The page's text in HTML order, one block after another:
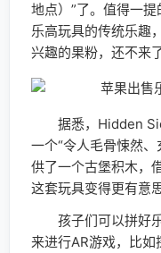
地点）”了。值得一
乐高玩具的传统乐趣
兴趣的果粉，还不来
据悉，Hidden
一个“令人毛骨悚然
供了一个古堡积木，
这套玩具变得更有意思
孩子们可以拼好乐
来进行AR游戏，比